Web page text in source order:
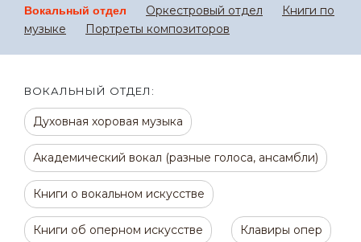
Вокальный отдел Оркестровый отдел
Книги по
музыке
Портреты композиторов
ВОКАЛЬНЫЙ ОТДЕЛ:
Духовная хоровая музыка
Академический вокал (разные голоса, ансамбли)
Книги о вокальном искусстве
Книги об оперном искусстве Клавиры опер